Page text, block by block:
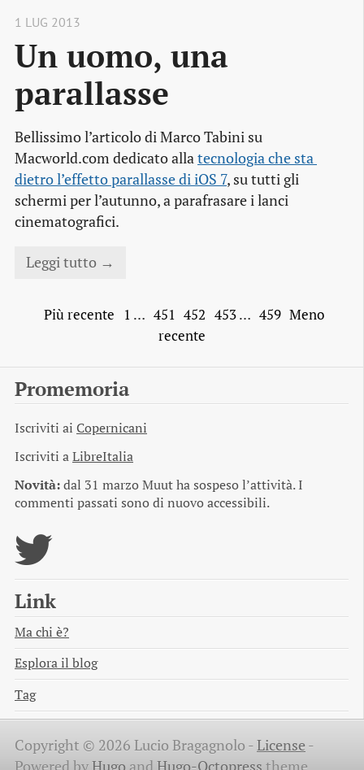
1 LUG 2013
Un uomo, una
parallasse
Bellissimo l’articolo di Marco Tabini su
Macworld.com dedicato allatecnologia che sta
dietro l’effetto parallasse di iOS 7, su tutti gli
schermi per l’autunno, a parafrasare i lanci
cinematografici.
Leggi tutto →
Più recente 1 … 451 452 453… 459 Meno
recente
Promemoria
Iscriviti ai Copernicani
Iscriviti aLibreItalia
Novità:dal 31 marzo Muut ha sospeso l’attività. I
commenti passati sono di nuovo accessibili.
Link
Ma chi è?
Esplora il blog
Tag
Copyright © 2026 Lucio Bragagnolo -License -
Powered byHugo and Hugo-Octopress theme.